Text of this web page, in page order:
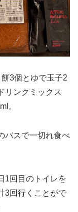
3個とゆで玉子2
リンクミックス
。
バスで一切れ食べ
1回目のトイレを
3回行くことがで